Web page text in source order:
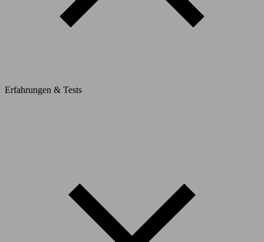
Erfahrungen & Tests